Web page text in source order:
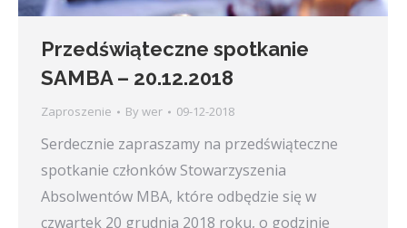
Przedświąteczne spotkanie
SAMBA – 20.12.2018
Zaproszenie By wer 09-12-2018
Serdecznie zapraszamy na przedświąteczne
spotkanie członków Stowarzyszenia
Absolwentów MBA, które odbędzie się w
czwartek 20 grudnia 2018 roku, o godzinie